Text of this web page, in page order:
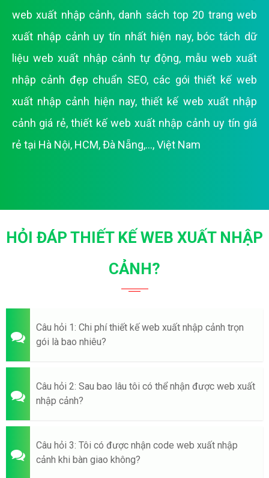
web xuất nhập cảnh, danh sách top 20 trang web
xuất nhập cảnh uy tín nhất hiện nay, bóc tách dữ
liệu web xuất nhập cảnh tự động, mẫu web xuất
nhập cảnh đẹp chuẩn SEO, các gói thiết kế web
xuất nhập cảnh hiện nay,thiết kế web xuất nhập
cảnh giá rẻ,thiết kế web xuất nhập cảnh uy tín giá
rẻ tại Hà Nội, HCM, Đà Nẵng,..., Việt Nam
HỎI ĐÁP THIẾT KẾ WEB XUẤT NHẬP
CẢNH?
Câu hỏi 1: Chi phí thiết kế web xuất nhập cảnh trọn
gói là bao nhiêu?
Câu hỏi 2: Sau bao lâu tôi có thể nhận được web xuất
nhập cảnh?
Câu hỏi 3: Tôi có được nhận code web xuất nhập
cảnh khi bàn giao không?